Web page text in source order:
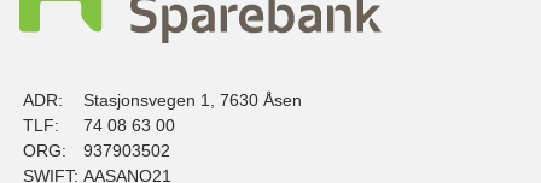
ADR:
Stasjonsvegen 1, 7630 Åsen
TLF:
74 08 63 00
ORG:
937903502
SWIFT: AASANO21